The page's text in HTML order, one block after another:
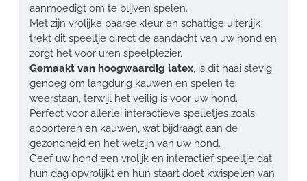
aanmoedigt om te blijven spelen.
Met zijn vrolijke paarse kleur en schattige uiterlijk
trekt dit speeltje direct de aandacht van uw hond en
zorgt het voor uren speelplezier.
Gemaakt van hoogwaardig latex, is dit haai stevig
genoeg om langdurig kauwen en spelen te
weerstaan, terwijl het veilig is voor uw hond.
Perfect voor allerlei interactieve spelletjes zoals
apporteren en kauwen, wat bijdraagt aan de
gezondheid en het welzijn van uw hond.
Geef uw hond een vrolijk en interactief speeltje dat
hun dag opvrolijkt en hun staart doet kwispelen van